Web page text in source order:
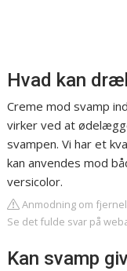
Hvad kan
Creme mod svamp
virker ved at
svampen. Vi har et
kan anvendes mod
versicolor.
Anmodning om
Se det fulde svar på
Kan svamp